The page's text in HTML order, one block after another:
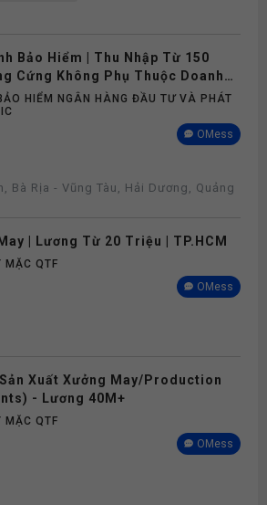
Bảo Hiểm | Thu Nhập Từ 150
Cứng Không Phụ Thuộc Doanh
HIỂM NGÂN HÀNG ĐẦU TƯ VÀ PHÁT
OMess
Bà Rịa - Vũng Tàu, Hải Dương, Quảng
| Lương Từ 20 Triệu | TP.HCM
MẶC QTF
OMess
Sản Xuất Xưởng May/Production
- Lương 40M+
MẶC QTF
OMess